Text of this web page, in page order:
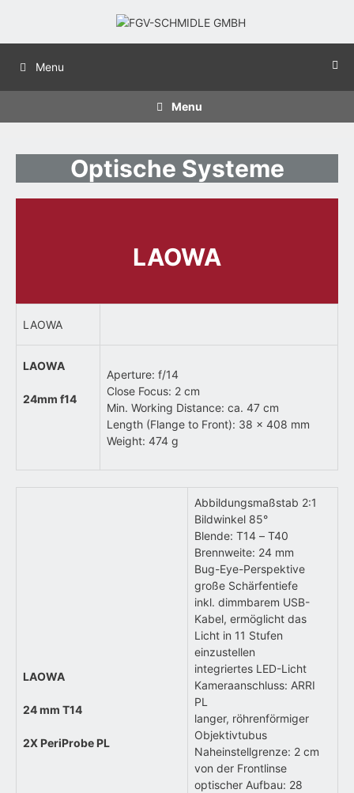
springen
Menu
Menu
Optische Systeme
LAOWA
LAOWA
LAOWA
24mm f14
Aperture: f/14
Close Focus: 2 cm
Min. Working Distance: ca. 47 cm
Length (Flange to Front): 38 x 408 mm
Weight: 474 g
LAOWA
24 mm T14
2X PeriProbe PL
Abbildungsmaßstab 2:1
Bildwinkel 85°
Blende: T14 – T40
Brennweite: 24 mm
Bug-Eye-Perspektive
große Schärfentiefe
inkl. dimmbarem USB-
Kabel, ermöglicht das
Licht in 11 Stufen
einzustellen
integriertes LED-Licht
Kameraanschluss: ARRI
PL
langer, röhrenförmiger
Objektivtubus
Naheinstellgrenze: 2 cm
von der Frontlinse
optischer Aufbau: 28